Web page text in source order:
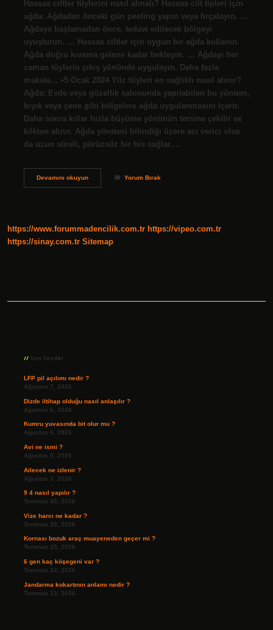
Hassas ciltler tüylerini nasıl almalı? Hassas cilt tipleri için
ağda: Ağdadan önceki gün peeling yapın veya fırçalayın. …
Ağdaya başlamadan önce, tedavi edilecek bölgeyi
uyuşturun. … Hassas ciltler için uygun bir ağda kullanın.
Ağda doğru kıvama gelene kadar bekleyin. … Ağdayı her
zaman tüylerin çıkış yönünde uygulayın. Daha fazla
makale… •5 Ocak 2024 Yüz tüyleri en sağlıklı nasıl alınır?
Ağda: Evde veya güzellik salonunda yapılabilen bu yöntem,
bıyık veya çene gibi bölgelere ağda uygulanmasını içerir.
Daha sonra kıllar hızla büyüme yönünün tersine çekilir ve
kökten alınır. Ağda yöntemi bilindiği üzere acı verici olsa
da uzun süreli, pürüzsüz bir his sağlar.…
Devamını okuyunAşırı
Almalı
Yorum Bırak
https://www.forummadencilik.com.tr https://vipeo.com.tr
https://sinay.com.tr Sitemap
Son Yazılar
LFP pil açılımı nedir ?
Ağustos 7, 2026
Dizde iltihap olduğu nasıl anlaşılır ?
Ağustos 6, 2026
Kumru yuvasında bit olur mu ?
Ağustos 6, 2026
Avi ne ismi ?
Ağustos 5, 2026
Ailecek ne izlenir ?
Ağustos 3, 2026
9 4 nasıl yapılır ?
Temmuz 30, 2026
Vize harcı ne kadar ?
Temmuz 29, 2026
Kornası bozuk araç muayeneden geçer mi ?
Temmuz 25, 2026
6 gen kaç köşegeni var ?
Temmuz 24, 2026
Jandarma kokartının anlamı nedir ?
Temmuz 23, 2026